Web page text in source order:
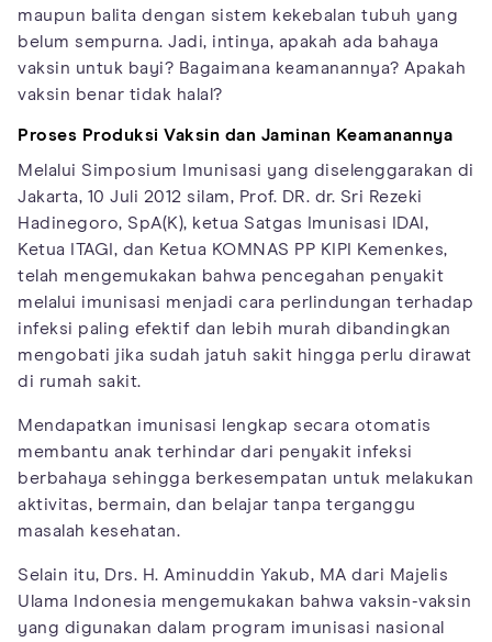
maupun balita dengan sistem kekebalan tubuh yang
belum sempurna. Jadi, intinya, apakah ada bahaya
vaksin untuk bayi? Bagaimana keamanannya? Apakah
vaksin benar tidak halal?
Proses Produksi Vaksin dan Jaminan Keamanannya
Melalui Simposium Imunisasi yang diselenggarakan di
Jakarta, 10 Juli 2012 silam, Prof. DR. dr. Sri Rezeki
Hadinegoro, SpA(K), ketua Satgas Imunisasi IDAI,
Ketua ITAGI, dan Ketua KOMNAS PP KIPI Kemenkes,
telah mengemukakan bahwa pencegahan penyakit
melalui imunisasi menjadi cara perlindungan terhadap
infeksi paling efektif dan lebih murah dibandingkan
mengobati jika sudah jatuh sakit hingga perlu dirawat
di rumah sakit.
Mendapatkan imunisasi lengkap secara otomatis
membantu anak terhindar dari penyakit infeksi
berbahaya sehingga berkesempatan untuk melakukan
aktivitas, bermain, dan belajar tanpa terganggu
masalah kesehatan.
Selain itu, Drs. H. Aminuddin Yakub, MA dari Majelis
Ulama Indonesia mengemukakan bahwa vaksin-vaksin
yang digunakan dalam program imunisasi nasional